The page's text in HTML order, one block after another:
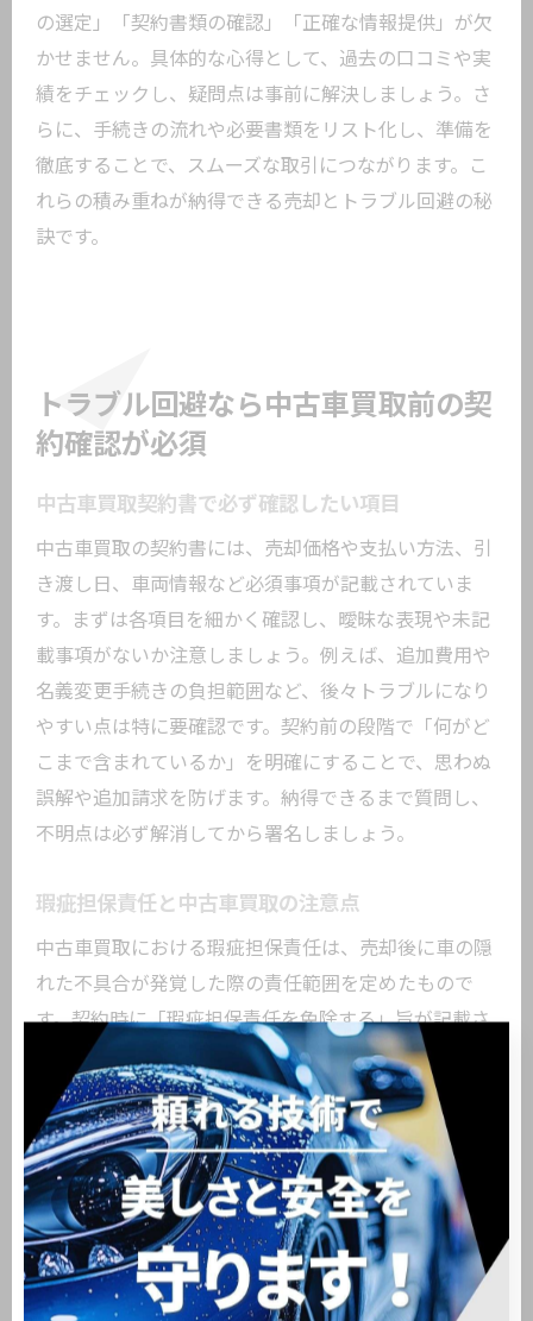
の選定」「契約書類の確認」「正確な情報提供」が欠
かせません。具体的な心得として、過去の口コミや実
績をチェックし、疑問点は事前に解決しましょう。さ
らに、手続きの流れや必要書類をリスト化し、準備を
徹底することで、スムーズな取引につながります。こ
れらの積み重ねが納得できる売却とトラブル回避の秘
訣です。
トラブル回避なら中古車買取前の契
約確認が必須
中古車買取契約書で必ず確認したい項目
中古車買取の契約書には、売却価格や支払い方法、引
き渡し日、車両情報など必須事項が記載されていま
す。まずは各項目を細かく確認し、曖昧な表現や未記
載事項がないか注意しましょう。例えば、追加費用や
名義変更手続きの負担範囲など、後々トラブルになり
やすい点は特に要確認です。契約前の段階で「何がど
こまで含まれているか」を明確にすることで、思わぬ
誤解や追加請求を防げます。納得できるまで質問し、
不明点は必ず解消してから署名しましょう。
瑕疵担保責任と中古車買取の注意点
中古車買取における瑕疵担保責任は、売却後に車の隠
れた不具合が発覚した際の責任範囲を定めたもので
す。契約時に「瑕疵担保責任を免除する」旨が記載さ
れている場合、売却後のトラブル時に対応を求めるの
が難しくなります。特に東京都大田区東糀谷のような
都市部では、契約書の条項を丁寧に読み、責任範囲を
明確に把握することが重要です。取引前には車の状態
を正直に申告し、必要に応じて点検記録などの書類を
用意しましょう。
契約内容の見落としが招くトラブル例